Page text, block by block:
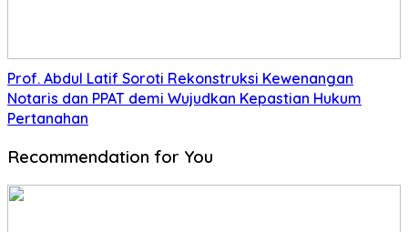
Prof. Abdul Latif Soroti Rekonstruksi Kewenangan
Notaris dan PPAT demi Wujudkan Kepastian Hukum
Pertanahan
Recommendation for You